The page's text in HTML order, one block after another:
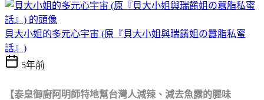
貝大小姐的多元心宇宙 (原『貝大小姐與瑞餚姐の囂脂私蜜
話』)
5年前
【泰皇御廚阿明師特地幫台灣人減辣、減去魚露的腥味